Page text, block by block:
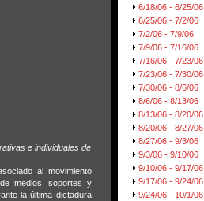
e individuales de
al movimiento
medios, soportes y
la última dictadura
6/18/06 - 6/25/06
6/25/06 - 7/2/06
7/2/06 - 7/9/06
7/9/06 - 7/16/06
7/16/06 - 7/23/06
7/23/06 - 7/30/06
7/30/06 - 8/6/06
8/6/06 - 8/13/06
8/13/06 - 8/20/06
8/20/06 - 8/27/06
8/27/06 - 9/3/06
9/3/06 - 9/10/06
9/10/06 - 9/17/06
9/17/06 - 9/24/06
9/24/06 - 10/1/06